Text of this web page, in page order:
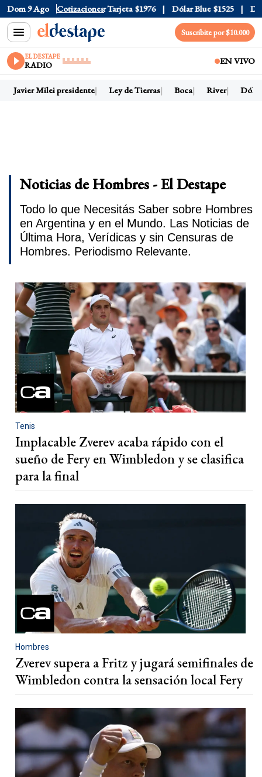
Dom 9 Ago Cotizaciones
$1520 Dólar Tarjeta $1976 Dólar Blue $1525 Dólar
Suscribite por $10.000
EL DESTAPE
RADIO EN VIVO
Javier Milei presidente Ley de Tierras Boca River Dólar
Noticias de Hombres - El Destape
Todo lo que Necesitás Saber sobre Hombres
en Argentina y en el Mundo. Las Noticias de
Última Hora, Verídicas y sin Censuras de
Hombres. Periodismo Relevante.
Tenis
Implacable Zverev acaba rápido con el
sueño de Fery en Wimbledon y se clasifica
para la final
Hombres
Zverev supera a Fritz y jugará semifinales de
Wimbledon contra la sensación local Fery